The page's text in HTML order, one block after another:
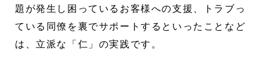
題が発生し困っているお客様への支援、トラブっ
ている同僚を裏でサポートするといったことなど
は、立派な「仁」の実践です。